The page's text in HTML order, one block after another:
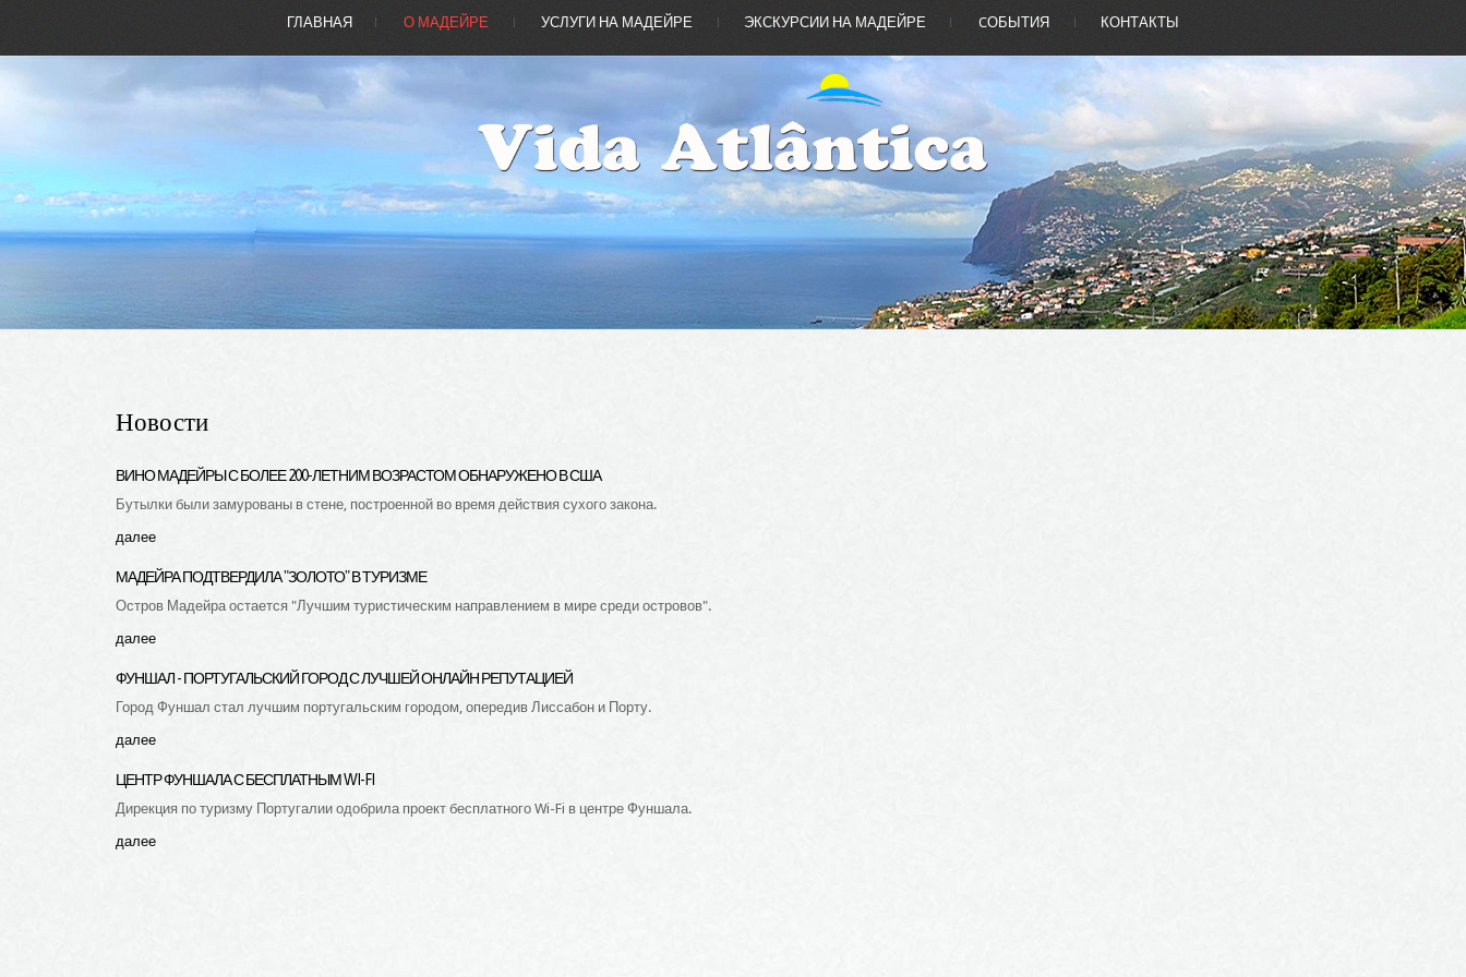
ГЛАВНАЯ О МАДЕЙРЕ УСЛУГИ НА МАДЕЙРЕ ЭКСКУРСИИ НА МАДЕЙРЕ CОБЫТИЯ КОНТАКТЫ
Новости
ВИНОМАДЕЙРЫСБОЛЕЕ200-ЛЕТНИМВОЗРАСТОМОБНАРУЖЕНОВСША
Бутылки были замурованы в стене, построенной во время действия сухого закона.
далее
МАДЕЙРАПОДТВЕРДИЛА"ЗОЛОТО"ВТУРИЗМЕ
Остров Мадейра остается "Лучшим туристическим направлением в мире среди островов".
далее
ФУНШАЛ-ПОРТУГАЛЬСКИЙГОРОДСЛУЧШЕЙОНЛАЙНРЕПУТАЦИЕЙ
Город Фуншал стал лучшим португальским городом, опередив Лиссабон и Порту.
далее
ЦЕНТРФУНШАЛАСБЕСПЛАТНЫМWI-FI
Дирекция по туризму Португалии одобрила проект бесплатного Wi-Fi в центре Фуншала.
далее